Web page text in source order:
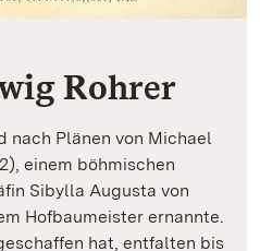
Rohrer
nach Plänen von Michael
einem böhmischen
Sibylla Augusta von
Hofbaumeister ernannte.
hat, entfalten bis